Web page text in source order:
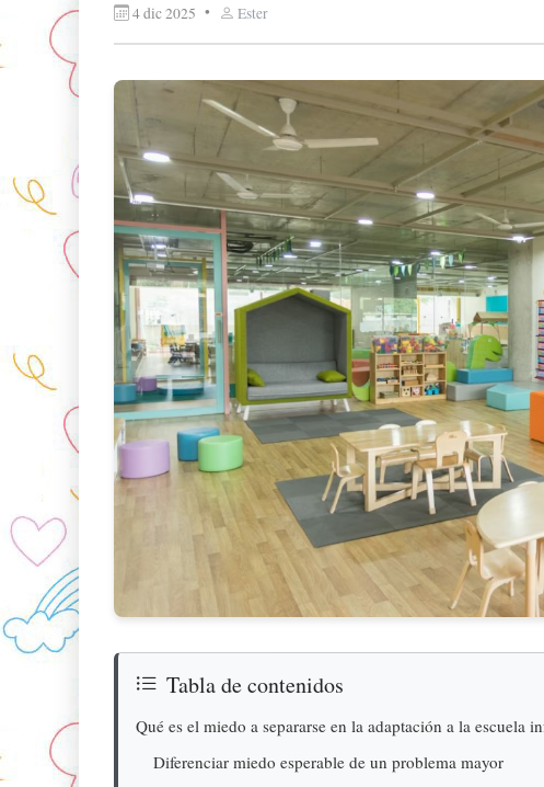
4 dic 2025 • Ester
Tabla de contenidos
Qué es el miedo a separarse en la adaptación a la escuela
Diferenciar miedo esperable de un problema mayor